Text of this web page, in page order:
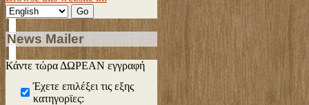
News Mailer
Κάντε τώρα ΔΩΡΕΑΝ εγγραφή
Έχετε επιλέξει τις εξης
κατηγορϊες: